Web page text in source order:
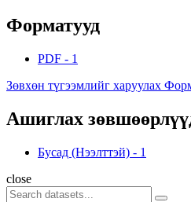
Форматууд
PDF - 1
Зөвхөн түгээмлийг харуулах
Ашиглах
Бусад (Нээлттэй) - 1
close